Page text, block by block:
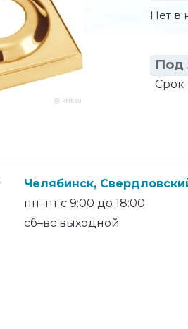
Нет в
Под
Срок
Челябинск,
пн–пт с 9:00 до 18:00
сб–вс выходной